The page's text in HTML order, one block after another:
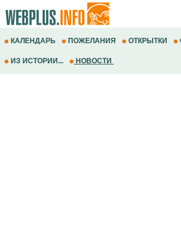
КАЛЕНДАРЬ ПОЖЕЛАНИЯ ОТКРЫТКИ
ИЗ ИСТОРИИ... НОВОСТИ